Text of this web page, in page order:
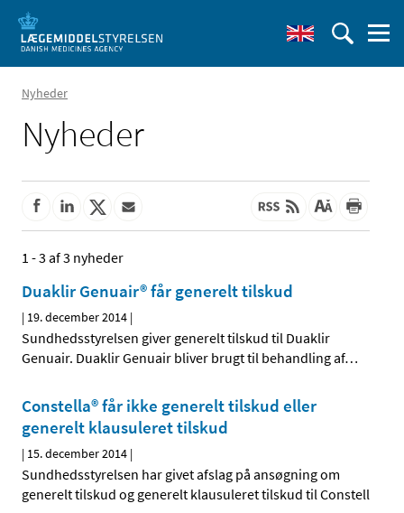
Nyheder
Nyheder
1 - 3 af 3 nyheder
Duaklir Genuair® får generelt tilskud
| 19. december 2014 |
Sundhedsstyrelsen giver generelt tilskud til Duaklir
Genuair. Duaklir Genuair bliver brugt til behandling af…
Constella® får ikke generelt tilskud eller
generelt klausuleret tilskud
| 15. december 2014 |
Sundhedsstyrelsen har givet afslag på ansøgning om
generelt tilskud og generelt klausuleret tilskud til Constell